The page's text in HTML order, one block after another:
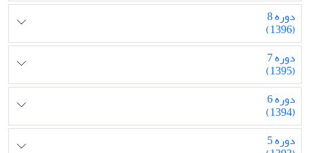
دوره 8
(1396)
دوره 7
(1395)
دوره 6
(1394)
دوره 5